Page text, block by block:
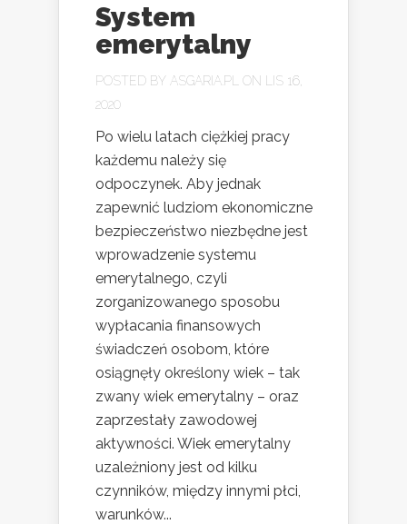
System
emerytalny
POSTED BY ASGARIA.PL
ON LIS 16,
2020
Po wielu latach ciężkiej pracy
każdemu należy się
odpoczynek. Aby jednak
zapewnić ludziom ekonomiczne
bezpieczeństwo niezbędne jest
wprowadzenie systemu
emerytalnego, czyli
zorganizowanego sposobu
wypłacania finansowych
świadczeń osobom, które
osiągnęły określony wiek – tak
zwany wiek emerytalny – oraz
zaprzestały zawodowej
aktywności. Wiek emerytalny
uzależniony jest od kilku
czynników, między innymi płci,
warunków...